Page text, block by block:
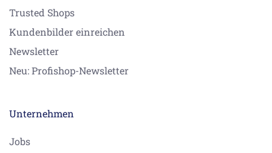
Avance (USA):
Waschtisch-Dreilochbatterie 120mm (20700080)
Waschtisch-Dreilochbatterie 120mm ( USA )
Wannen-Vierlochbatterie 220 mm (27512080)
Trusted Shops
Kundenbilder einreichen
Newsletter
Neu: Profishop-Newsletter
Unternehmen
Jobs